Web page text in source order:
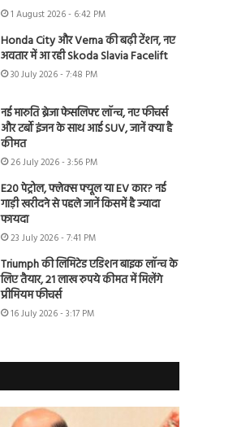
1 August 2026 - 6:42 PM
Honda City और Verna की बढ़ी टेंशन, नए
अवतार में आ रही Skoda Slavia Facelift
30 July 2026 - 7:48 PM
नई मारुति ब्रेजा फेसलिफ्ट लॉन्च, नए फीचर्स
और टर्बो इंजन के साथ आई SUV, जानें क्या है
कीमत
26 July 2026 - 3:56 PM
E20 पेट्रोल, फ्लेक्स फ्यूल या EV कार? नई
गाड़ी खरीदने से पहले जानें किसमें है ज्यादा
फायदा
23 July 2026 - 7:41 PM
Triumph की लिमिटेड एडिशन बाइक लॉन्च के
लिए तैयार, 21 लाख रुपये कीमत में मिलेंगे
प्रीमियम फीचर्स
16 July 2026 - 3:17 PM